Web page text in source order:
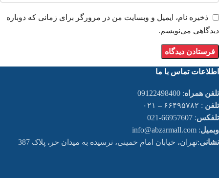
ذخیره نام، ایمیل و وبسایت من در مرورگر برای زمانی که دوباره
دیدگاهی می‌نویسم.
اطلاعات تماس با ما
تلفن همراه: 09122498400
تلفن : ۶۶۴۹۵۷۸۲ – ۰۲۱
تلفکس: 66957607-021
وبمیل: info@abzarmall.com
نشانی:تهران، خیابان امام خمینی، نرسیده به میدان حر، پلاک 387